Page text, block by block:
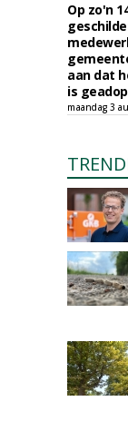
Op zo'n
aan dat
is
maandag 3